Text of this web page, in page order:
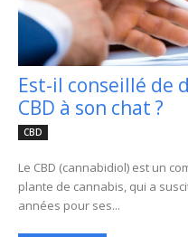
Est-il conseillé de
CBD à son chat ?
CBD
Le CBD (cannabidiol) est un
plante de cannabis, qui a
années pour ses...